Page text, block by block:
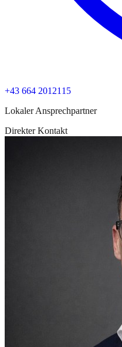
+43 664 2012115
Lokaler Ansprechpartner
Direkter Kontakt